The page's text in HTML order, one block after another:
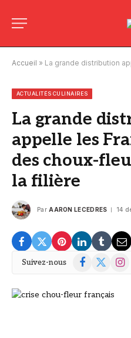
Accueil » La grande distribution appelle les
ACTUALITÉS CULINAIRES
La grande
appelle les
des choux-
la filière
Par AARON LECEDRES 14
Suivez-nous Facebook
X